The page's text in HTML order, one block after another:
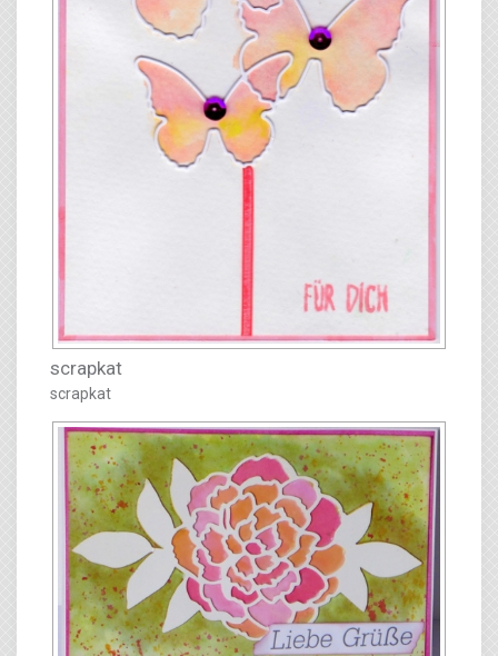
scrapkat
scrapkat